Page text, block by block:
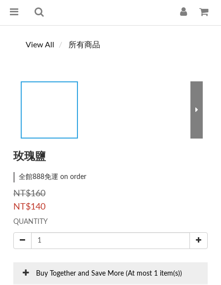
View All 所有商品
玫瑰鹽
全館888免運 on order
NT$160
NT$140
QUANTITY
Buy Together and Save More (At most 1 item(s))